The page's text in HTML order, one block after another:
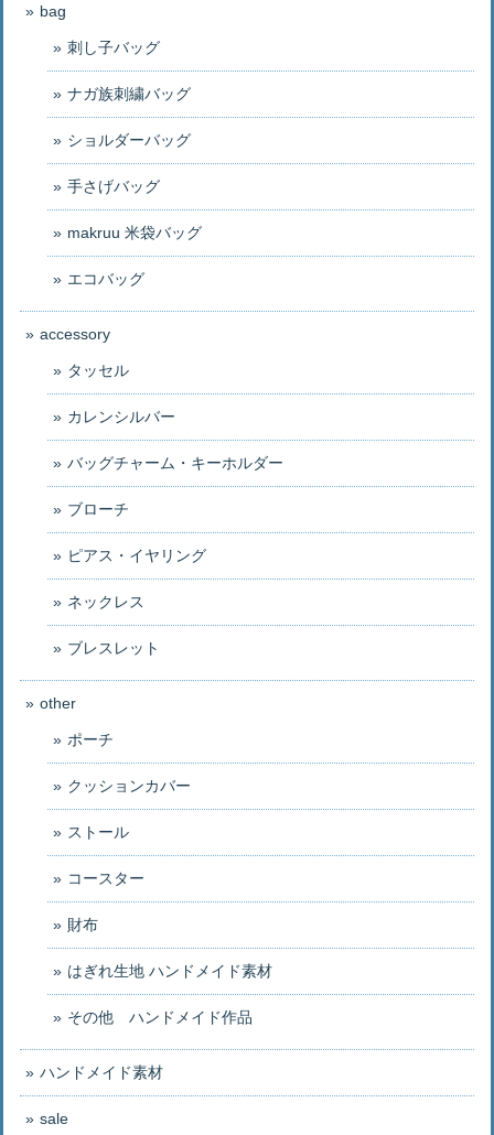
bag
刺し子バッグ
ナガ族刺繍バッグ
ショルダーバッグ
手さげバッグ
makruu 米袋バッグ
エコバッグ
accessory
タッセル
カレンシルバー
バッグチャーム・キーホルダー
ブローチ
ピアス・イヤリング
ネックレス
ブレスレット
other
ポーチ
クッションカバー
ストール
コースター
財布
はぎれ生地 ハンドメイド素材
その他 ハンドメイド作品
ハンドメイド素材
sale